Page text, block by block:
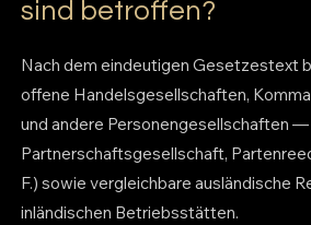
sind betroffen?
Nach dem eindeutigen Gesetzestext
offene Handelsgesellschaften,
und andere Personengesellschaften —
Partnerschaftsgesellschaft,
F.) sowie vergleichbare ausländische
inländischen Betriebsstätten.